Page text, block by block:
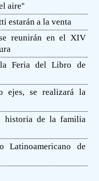
aire''
estarán a la venta
reunirán en el XIV
Feria del Libro de
ejes, se realizará la
historia de la familia
Latinoamericano de